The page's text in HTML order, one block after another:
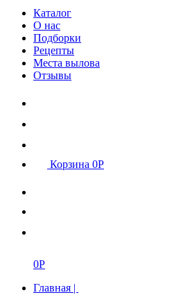
Каталог
О нас
Подборки
Рецепты
Места вылова
Отзывы
Корзина 0Р
0Р
Главная |